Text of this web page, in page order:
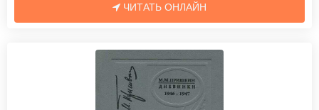
ЧИТАТЬ ОНЛАЙН